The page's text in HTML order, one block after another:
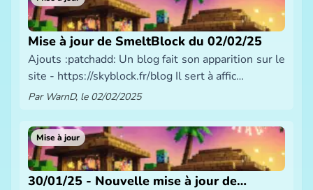
Mise à jour de SmeltBlock du 02/02/25
Ajouts :patchadd: Un blog fait son apparition sur le
site - https://skyblock.fr/blog Il sert à affic…
Par WarnD, le 02/02/2025
Mise à jour
30/01/25 - Nouvelle mise à jour de